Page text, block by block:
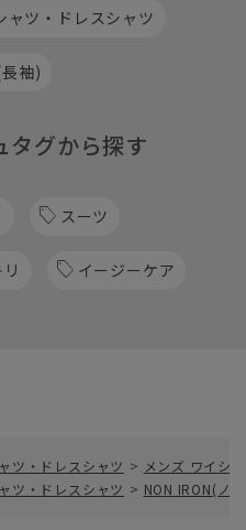
ャツ・ドレスシャツ
袖)
タグから探す
スーツ
イージーケア
ツ・ドレスシャツ > メンズ ワイシ
ツ・ドレスシャツ > NON IRON(ノ